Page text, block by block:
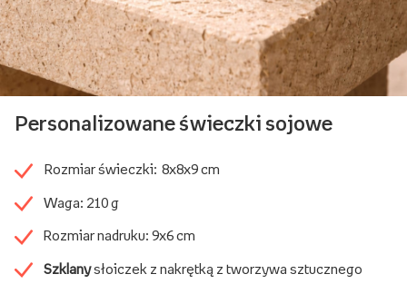
Personalizowane świeczki sojowe
Rozmiar świeczki: 8x8x9 cm
Waga: 210 g
Rozmiar nadruku: 9x6 cm
Szklanysłoiczek z nakrętką z tworzywa sztucznego